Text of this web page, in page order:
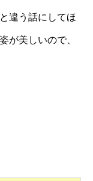
違う話にしてほ
が美しいので、